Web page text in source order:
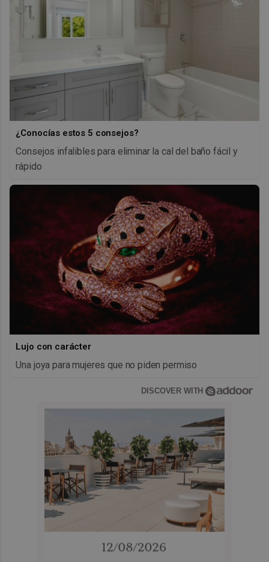
¿Conocías estos 5 consejos?
Consejos infalibles para eliminar la cal del baño fácil y
rápido
Lujo con carácter
Una joya para mujeres que no piden permiso
DISCOVER WITH